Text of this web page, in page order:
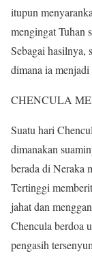
itupun
mengingat Tuhan
Sebagai hasilnya,
dimana ia
CHENCULA
Suatu hari
dimanakan
berada di Neraka
Tertinggi
jahat dan
Chencula berdoa
pengasih